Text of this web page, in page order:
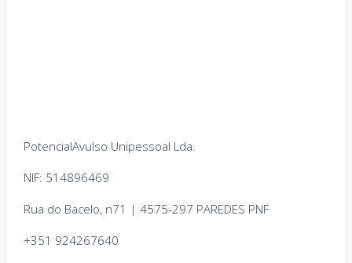
PotencialAvulso Unipessoal Lda.
NIF: 514896469
Rua do Bacelo, n71 | 4575-297 PAREDES PNF
+351 924267640